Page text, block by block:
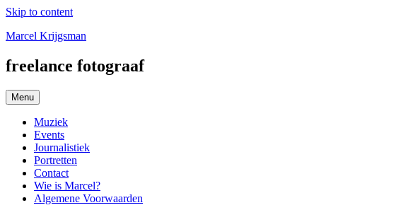
Skip to content
Marcel Krijgsman
freelance fotograaf
Menu
Muziek
Events
Journalistiek
Portretten
Contact
Wie is Marcel?
Algemene Voorwaarden